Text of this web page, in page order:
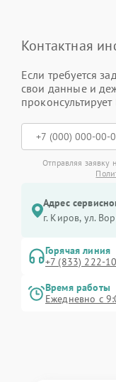
Контактная
Если требуется
свои данные и
проконсультирует
Отправляя заявку
Адрес
г. Киров, ул.
Горячая линия
+7 (833) 222-
Время работы
Ежедневно с